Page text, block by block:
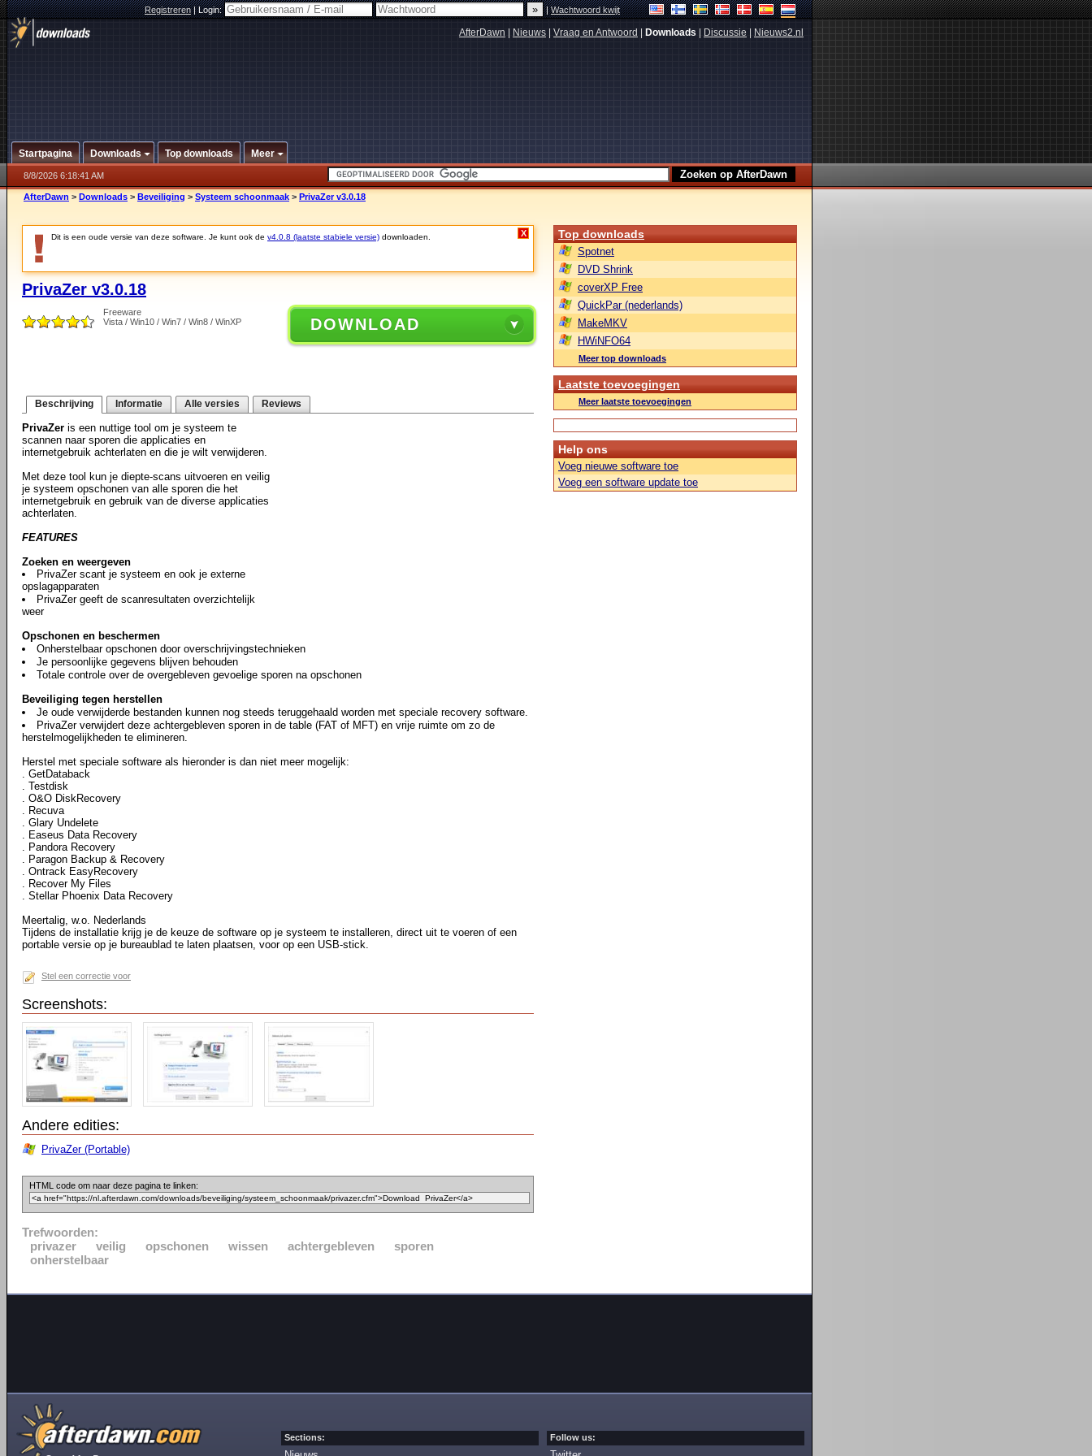
Registreren|Login: |Wachtwoord kwijt
AfterDawn Nieuws Vraag en Antwoord Downloads Discussie Nieuws2.nl
Startpagina Downloads Top downloads Meer
8/8/2026 6:18:41 AM
AfterDawn > Downloads > Beveiliging > Systeem schoonmaak > PrivaZer v3.0.18
Dit is een oude versie van deze software. Je kunt ook de v4.0.8 (laatste stabiele versie) downloaden. X
PrivaZer v3.0.18
Freeware
Vista / Win10 / Win7 / Win8 / WinXP
DOWNLOAD
Beschrijving Informatie Alle versies Reviews
PrivaZer is een nuttige tool om je systeem te
scannen naar sporen die applicaties en
internetgebruik achterlaten en die je wilt verwijderen.
Met deze tool kun je diepte-scans uitvoeren en veilig
je systeem opschonen van alle sporen die het
internetgebruik en gebruik van de diverse applicaties
achterlaten.
FEATURES
Zoeken en weergeven
PrivaZer scant je systeem en ook je externe
opslagapparaten
PrivaZer geeft de scanresultaten overzichtelijk
weer
Opschonen en beschermen
Onherstelbaar opschonen door overschrijvingstechnieken
Je persoonlijke gegevens blijven behouden
Totale controle over de overgebleven gevoelige sporen na opschonen
Beveiliging tegen herstellen
Je oude verwijderde bestanden kunnen nog steeds teruggehaald worden met speciale recovery software.
PrivaZer verwijdert deze achtergebleven sporen in de table (FAT of MFT) en vrije ruimte om zo de
herstelmogelijkheden te elimineren.
Herstel met speciale software als hieronder is dan niet meer mogelijk:
. GetDataback
. Testdisk
. O&O DiskRecovery
. Recuva
. Glary Undelete
. Easeus Data Recovery
. Pandora Recovery
. Paragon Backup & Recovery
. Ontrack EasyRecovery
. Recover My Files
. Stellar Phoenix Data Recovery
Meertalig, w.o. Nederlands
Tijdens de installatie krijg je de keuze de software op je systeem te installeren, direct uit te voeren of een
portable versie op je bureaublad te laten plaatsen, voor op een USB-stick.
Stel een correctie voor
Screenshots:
Andere edities:
PrivaZer (Portable)
HTML code om naar deze pagina te linken:
Trefwoorden:
privazer
veilig opschonen wissen achtergebleven
sporen
onherstelbaar
Top downloads
Spotnet
DVD Shrink
coverXP Free
QuickPar (nederlands)
MakeMKV
HWiNFO64
Meer top downloads
Laatste toevoegingen
Meer laatste toevoegingen
Help ons
Voeg nieuwe software toe
Voeg een software update toe
Sections: Follow us: